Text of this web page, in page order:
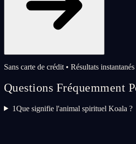
Sans carte de crédit • Résultats
Questions Fréquemment
1Que signifie l'animal spirituel Koala ?